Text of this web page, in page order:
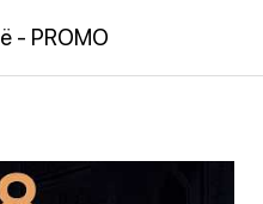
- PROMO